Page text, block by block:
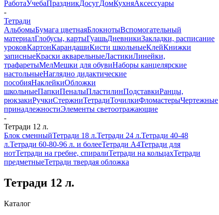
РаботаУчебаПраздникДосугДомКухняАксессуары
-
Тетради
АльбомыБумага цветнаяБлокнотыВспомогательный
материалГлобусы, картыГуашьДневникиЗакладки, расписание
уроковКартонКарандашиКисти школьныеКлейКнижки
записныеКраски акварельныеЛастикиЛинейки,
трафаретыМелМешки для обувиНаборы канцелярские
настольныеНаглядно дидактические
пособияНаклейкиОбложки
школьныеПапкиПеналыПластилинПодставкиРанцы,
рюкзакиРучкиСтержниТетрадиТочилкиФломастерыЧертежные
принадлежностиЭлементы светоотражающие
-
Тетради 12 л.
Блок сменныйТетради 18 л.Тетради 24 л.Тетради 40-48
л.Тетради 60-80-96 л. и болееТетради А4Тетради для
нотТетради на гребне, спиралиТетради на кольцахТетради
предметныеТетради твердая обложка
Тетради 12 л.
Каталог